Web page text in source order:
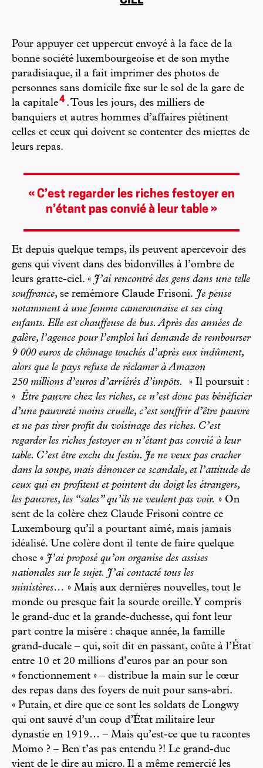
Pour appuyer cet uppercut envoyé à la face de la
bonne société luxembourgeoise et de son mythe
paradisiaque, il a fait imprimer des photos de
personnes sans domicile fixe sur le sol de la gare de
la capitale4. Tous les jours, des milliers de
banquiers et autres hommes d’affaires piétinent
celles et ceux qui doivent se contenter des miettes de
leurs repas.
« C’est regarder les riches festoyer en
n’étant pas convié à leur table »
Et depuis quelque temps, ils peuvent apercevoir des
gens qui vivent dans des bidonvilles à l’ombre de
leurs gratte-ciel. « J’ai rencontré des gens dans une telle
souffrance, se remémore Claude Frisoni. Je pense
notamment à une femme camerounaise et ses cinq
enfants. Elle est chauffeuse de bus. Après des années de
galère, l’agence pour l’emploi lui demande de rembourser
9 000 euros de chômage touchés d’après eux indûment,
alors que le pays refuse de réclamer à Amazon
250 millions d’euros d’arriérés d’impôts.
» Il poursuit :
« Être pauvre chez les riches, ce n’est donc pas bénéficier
d’une pauvreté moins cruelle, c’est souffrir d’être pauvre
et ne pas tirer profit du voisinage des riches. C’est
regarder les riches festoyer en n’étant pas convié à leur
table. C’est être exclu du festin. Je ne veux pas cracher
dans la soupe, mais dénoncer ce scandale, et l’attitude de
ceux qui en profitent et pointent du doigt les étrangers,
les pauvres, les “sales” qu’ils ne veulent pas voir. » On
sent de la colère chez Claude Frisoni contre ce
Luxembourg qu’il a pourtant aimé, mais jamais
idéalisé. Une colère dont il tente de faire quelque
chose « J’ai proposé qu’on organise des assises
nationales sur le sujet. J’ai contacté tous les
ministères… » Mais aux dernières nouvelles, tout le
monde ou presque fait la sourde oreille. Y compris
le grand-duc et la grande-duchesse, qui font leur
part contre la misère : chaque année, la famille
grand-ducale – qui, soit dit en passant, coûte à l’État
entre 10 et 20 millions d’euros par an pour son
« fonctionnement » – distribue la main sur le cœur
des repas dans des foyers de nuit pour sans-abri.
« Putain, et dire que ce sont les soldats de Longwy
qui ont sauvé d’un coup d’État militaire leur
dynastie en 1919… – Mais qu’est-ce que tu racontes
Momo ? – Ben t’as pas entendu ?! Le grand-duc
vient de le dire au micro. Il a même remercié les